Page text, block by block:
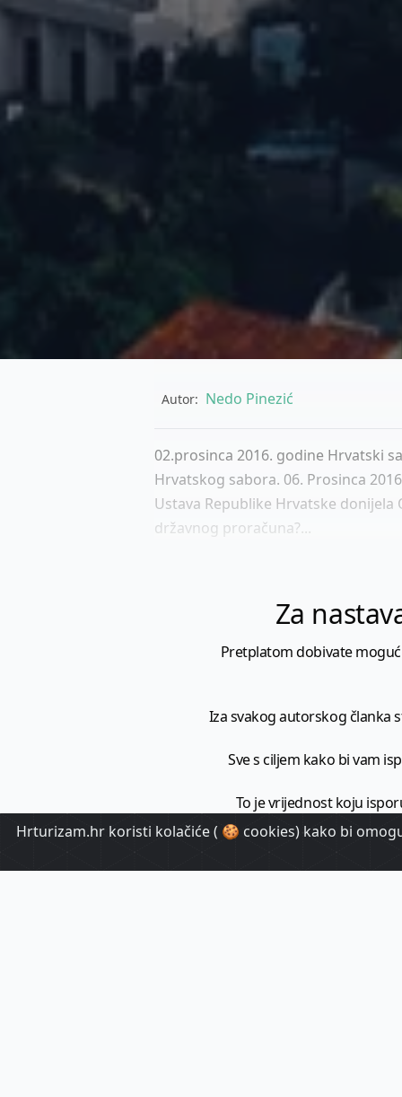
Autor: Nedo Pinezić
02.prosinca 2016. godine Hrvatski
Hrvatskog sabora. 06. Prosinca
Ustava Republike Hrvatske
državnog proračuna?...
Za
Pretplatom dobivate
Iza svakog autorskog članka
Sve s ciljem kako bi vam
To je vrijednost koju
Hrturizam.hr koristi kolačiće ( 🍪 cookies) kako bi